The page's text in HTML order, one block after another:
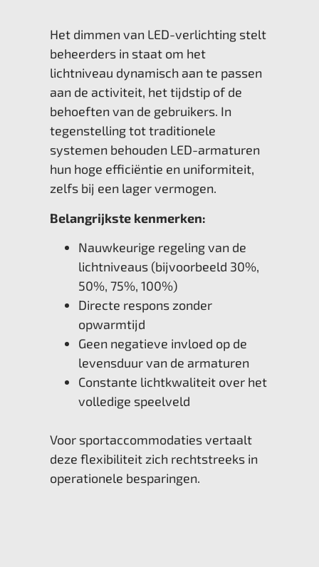
Het dimmen van LED-verlichting stelt
beheerders in staat om het
lichtniveau dynamisch aan te passen
aan de activiteit, het tijdstip of de
behoeften van de gebruikers. In
tegenstelling tot traditionele
systemen behouden LED-armaturen
hun hoge efficiëntie en uniformiteit,
zelfs bij een lager vermogen.
Belangrijkste kenmerken:
Nauwkeurige regeling van de
lichtniveaus (bijvoorbeeld 30%,
50%, 75%, 100%)
Directe respons zonder
opwarmtijd
Geen negatieve invloed op de
levensduur van de armaturen
Constante lichtkwaliteit over het
volledige speelveld
Voor sportaccommodaties vertaalt
deze flexibiliteit zich rechtstreeks in
operationele besparingen.